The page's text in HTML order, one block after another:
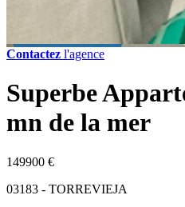
Contactez l'agence
Superbe
mn de la mer
149900 €
03183 - TORREVIEJA